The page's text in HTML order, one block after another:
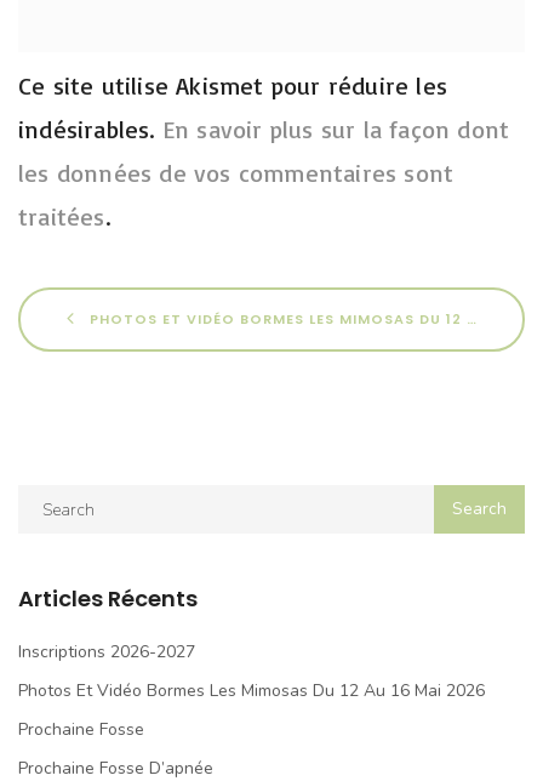
Ce site utilise Akismet pour réduire les
indésirables. En savoir plus sur la façon dont
les données de vos commentaires sont
traitées.
PHOTOS ET VIDÉO BORMES LES MIMOSAS DU 12 AU 16 MAI 2026
Articles Récents
Inscriptions 2026-2027
Photos Et Vidéo Bormes Les Mimosas Du 12 Au 16 Mai 2026
Prochaine Fosse
Prochaine Fosse D’apnée